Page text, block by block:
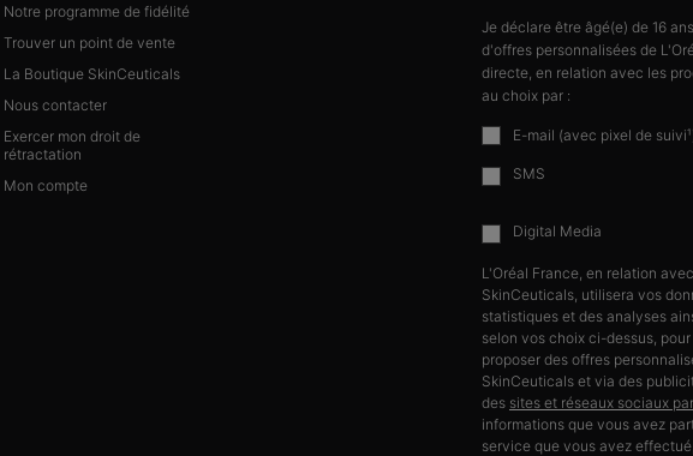
Notre programme de fidélité
Trouver un point de vente
La Boutique SkinCeuticals
Nous contacter
Exercer mon droit de
rétractation
Mon compte
Je déclare être âgé(e) de 16
d'offres personnalisées de
directe, en relation avec les
au choix par :
E-mail (avec pixel de
SMS
Digital Media
L'Oréal France, en relation
SkinCeuticals, utilisera vos
statistiques et des analyses
selon vos choix ci-dessus,
proposer des offres
SkinCeuticals et via des
des sites et réseaux sociaux
informations que vous avez
service que vous avez